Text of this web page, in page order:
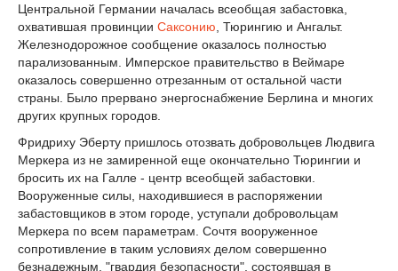
Центральной Германии началась всеобщая забастовка,
охватившая провинции Саксонию , Тюрингию и Ангальт.
Железнодорожное сообщение оказалось полностью
парализованным. Имперское правительство в Веймаре
оказалось совершенно отрезанным от остальной части
страны. Было прервано энергоснабжение Берлина и многих
других крупных городов.
Фридриху Эберту пришлось отозвать добровольцев Людвига
Меркера из не замиренной еще окончательно Тюрингии и
бросить их на Галле - центр всеобщей забастовки.
Вооруженные силы, находившиеся в распоряжении
забастовщиков в этом городе, уступали добровольцам
Меркера по всем параметрам. Сочтя вооруженное
сопротивление в таким условиях делом совершенно
безнадежным, "гвардия безопасности", состоявшая в